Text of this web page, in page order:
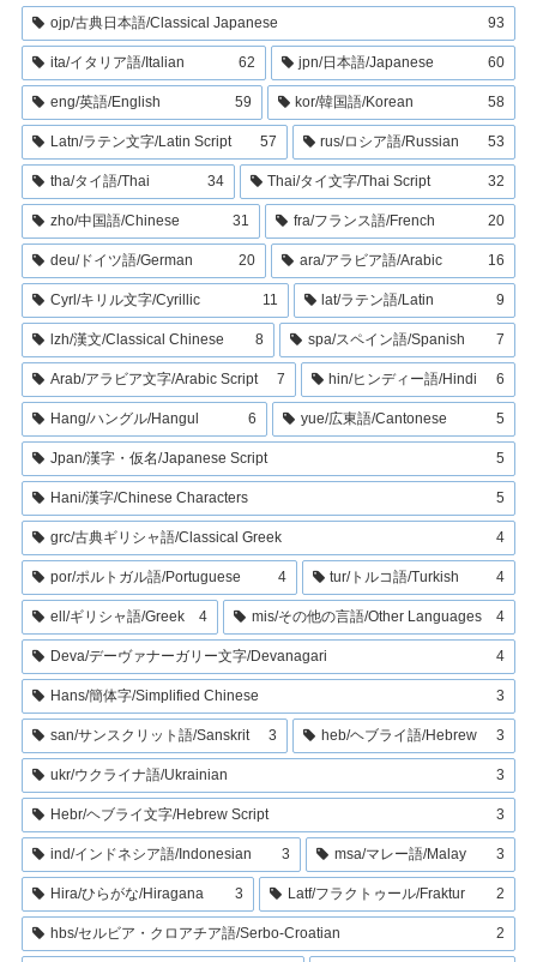
ojp/古典日本語/Classical Japanese 93
ita/イタリア語/Italian 62 jpn/日本語/Japanese 60
eng/英語/English 59 kor/韓国語/Korean 58
Latn/ラテン文字/Latin Script 57 rus/ロシア語/Russian 53
tha/タイ語/Thai 34 Thai/タイ文字/Thai Script 32
zho/中国語/Chinese 31 fra/フランス語/French 20
deu/ドイツ語/German 20 ara/アラビア語/Arabic 16
Cyrl/キリル文字/Cyrillic 11 lat/ラテン語/Latin 9
lzh/漢文/Classical Chinese 8 spa/スペイン語/Spanish 7
Arab/アラビア文字/Arabic Script 7 hin/ヒンディー語/Hindi 6
Hang/ハングル/Hangul 6 yue/広東語/Cantonese 5
Jpan/漢字・仮名/Japanese Script 5
Hani/漢字/Chinese Characters 5
grc/古典ギリシャ語/Classical Greek 4
por/ポルトガル語/Portuguese 4 tur/トルコ語/Turkish 4
ell/ギリシャ語/Greek 4 mis/その他の言語/Other Languages 4
Deva/デーヴァナーガリー文字/Devanagari 4
Hans/簡体字/Simplified Chinese 3
san/サンスクリット語/Sanskrit 3 heb/ヘブライ語/Hebrew 3
ukr/ウクライナ語/Ukrainian 3
Hebr/ヘブライ文字/Hebrew Script 3
ind/インドネシア語/Indonesian 3 msa/マレー語/Malay 3
Hira/ひらがな/Hiragana 3 Latf/フラクトゥール/Fraktur 2
hbs/セルビア・クロアチア語/Serbo-Croatian 2